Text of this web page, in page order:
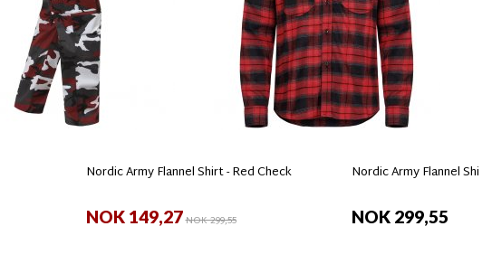
Nordic Army Flannel Shirt - Red Check
NOK 149,27NOK 299,55
Nordic Army Flannel
NOK 299,55